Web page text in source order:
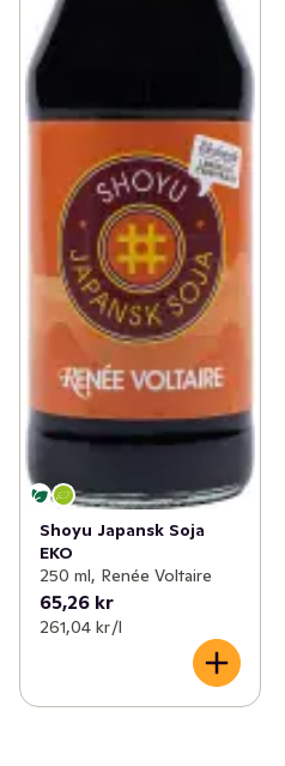
Shoyu Japansk Soja
EKO
250 ml, Renée Voltaire
65,26 kr
261,04 kr /l